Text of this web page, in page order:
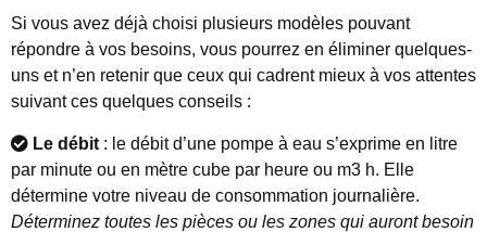
Si vous avez déjà choisi plusieurs modèles pouvant
répondre à vos besoins, vous pourrez en éliminer quelques-
uns et n’en retenir que ceux qui cadrent mieux à vos attentes
suivant ces quelques conseils :
Le débit : le débit d’une pompe à eau s’exprime en litre
par minute ou en mètre cube par heure ou m3 h. Elle
détermine votre niveau de consommation journalière.
Déterminez toutes les pièces ou les zones qui auront besoin